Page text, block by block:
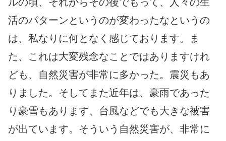
活のパターンというのが変わったなというの
は、私なりに何となく感じております。ま
た、これは大変残念なことではありますけれ
ども、自然災害が非常に多かった。震災もあ
りました。そしてまた近年は、豪雨であった
り豪雪もあります、台風などでも大きな被害
が出ています。そういう自然災害が、非常に